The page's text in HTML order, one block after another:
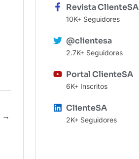
→
Revista ClienteSA
10K+ Seguidores
@clientesa
2.7K+ Seguidores
Portal ClienteSA
6K+ Inscritos
ClienteSA
2K+ Seguidores